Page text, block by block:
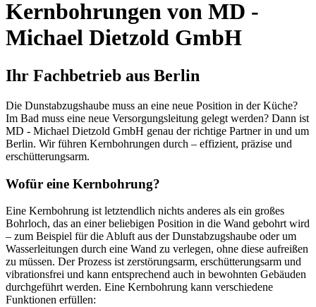
Kernbohrungen von MD -
Michael Dietzold GmbH
Ihr Fachbetrieb aus Berlin
Die Dunstabzugshaube muss an eine neue Position in der Küche?
Im Bad muss eine neue Versorgungsleitung gelegt werden? Dann ist
MD - Michael Dietzold GmbH genau der richtige Partner in und um
Berlin. Wir führen Kernbohrungen durch – effizient, präzise und
erschütterungsarm.
Wofür eine Kernbohrung?
Eine Kernbohrung ist letztendlich nichts anderes als ein großes
Bohrloch, das an einer beliebigen Position in die Wand gebohrt wird
– zum Beispiel für die Abluft aus der Dunstabzugshaube oder um
Wasserleitungen durch eine Wand zu verlegen, ohne diese aufreißen
zu müssen. Der Prozess ist zerstörungsarm, erschütterungsarm und
vibrationsfrei und kann entsprechend auch in bewohnten Gebäuden
durchgeführt werden. Eine Kernbohrung kann verschiedene
Funktionen erfüllen: